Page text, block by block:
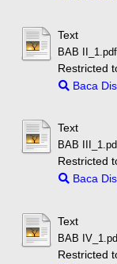
Text
BAB II_1.pdf
Restricted
Baca
Text
BAB
Restricted
Baca
Text
BAB
Restricted